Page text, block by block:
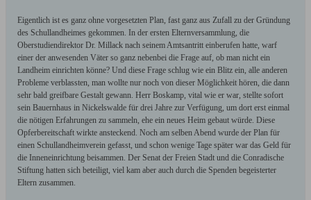
Eigentlich ist es ganz ohne vorgesetzten Plan, fast ganz aus Zufall zu der Gründung
des Schullandheimes gekommen. In der ersten Elternversammlung, die
Oberstudiendirektor Dr. Millack nach seinem Amtsantritt einberufen hatte, warf
einer der anwesenden Väter so ganz nebenbei die Frage auf, ob man nicht ein
Landheim einrichten könne? Und diese Frage schlug wie ein Blitz ein, alle anderen
Probleme verblassten, man wollte nur noch von dieser Möglichkeit hören, die dann
sehr bald greifbare Gestalt gewann. Herr Boskamp, vital wie er war, stellte sofort
sein Bauernhaus in Nickelswalde für drei Jahre zur Verfügung, um dort erst einmal
die nötigen Erfahrungen zu sammeln, ehe ein neues Heim gebaut würde. Diese
Opferbereitschaft wirkte ansteckend. Noch am selben Abend wurde der Plan für
einen Schullandheimverein gefasst, und schon wenige Tage später war das Geld für
die Inneneinrichtung beisammen. Der Senat der Freien Stadt und die Conradische
Stiftung hatten sich beteiligt, viel kam aber auch durch die Spenden begeisterter
Eltern zusammen.